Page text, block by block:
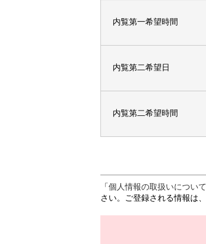
内覧第一希望時間
内覧第二希望日
内覧第二希望時間
「個人情報の取扱いについて
さい。ご登録される情報は